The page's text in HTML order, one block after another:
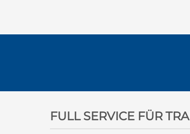
FULL SERVICE FÜR